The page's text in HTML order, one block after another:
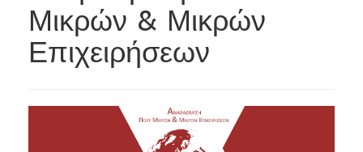
Μικρών & Μικρών
Επιχειρήσεων